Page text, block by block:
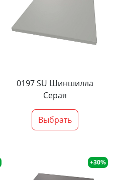
0197 SU Шиншилла
Серая
Выбрать
+30%